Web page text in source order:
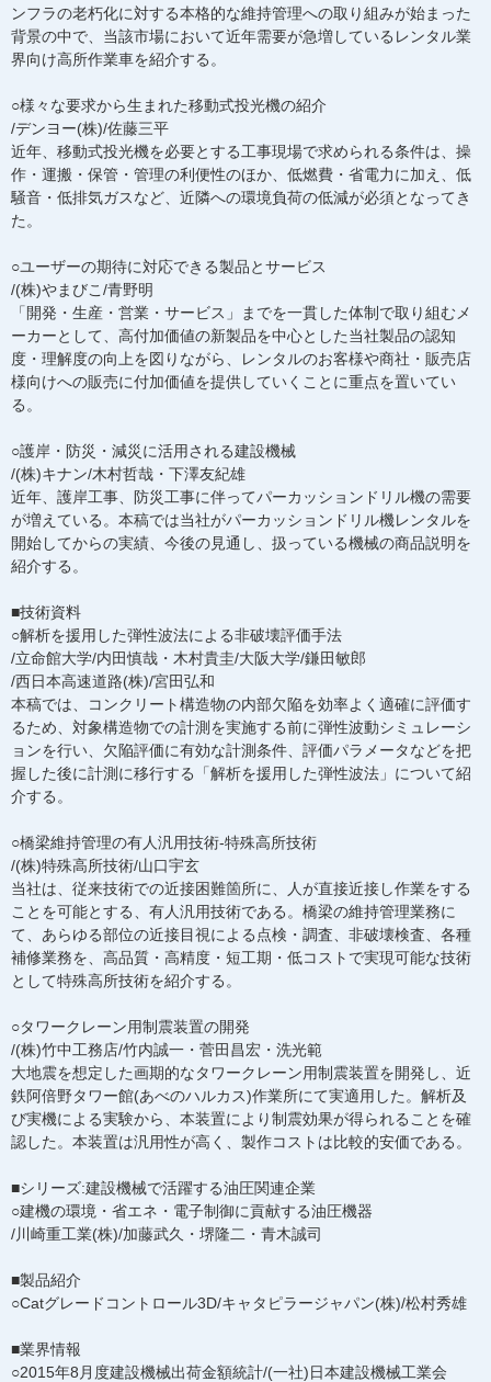
ンフラの老朽化に対する本格的な維持管理への取り組みが始まった
背景の中で、当該市場において近年需要が急増しているレンタル業
界向け高所作業車を紹介する。
○様々な要求から生まれた移動式投光機の紹介
/デンヨー(株)/佐藤三平
近年、移動式投光機を必要とする工事現場で求められる条件は、操
作・運搬・保管・管理の利便性のほか、低燃費・省電力に加え、低
騒音・低排気ガスなど、近隣への環境負荷の低減が必須となってき
た。
○ユーザーの期待に対応できる製品とサービス
/(株)やまびこ/青野明
「開発・生産・営業・サービス」までを一貫した体制で取り組むメ
ーカーとして、高付加価値の新製品を中心とした当社製品の認知
度・理解度の向上を図りながら、レンタルのお客様や商社・販売店
様向けへの販売に付加価値を提供していくことに重点を置いてい
る。
○護岸・防災・減災に活用される建設機械
/(株)キナン/木村哲哉・下澤友紀雄
近年、護岸工事、防災工事に伴ってパーカッションドリル機の需要
が増えている。本稿では当社がパーカッションドリル機レンタルを
開始してからの実績、今後の見通し、扱っている機械の商品説明を
紹介する。
■技術資料
○解析を援用した弾性波法による非破壊評価手法
/立命館大学/内田慎哉・木村貴圭/大阪大学/鎌田敏郎
/西日本高速道路(株)/宮田弘和
本稿では、コンクリート構造物の内部欠陥を効率よく適確に評価す
るため、対象構造物での計測を実施する前に弾性波動シミュレーシ
ョンを行い、欠陥評価に有効な計測条件、評価パラメータなどを把
握した後に計測に移行する「解析を援用した弾性波法」について紹
介する。
○橋梁維持管理の有人汎用技術-特殊高所技術
/(株)特殊高所技術/山口宇玄
当社は、従来技術での近接困難箇所に、人が直接近接し作業をする
ことを可能とする、有人汎用技術である。橋梁の維持管理業務に
て、あらゆる部位の近接目視による点検・調査、非破壊検査、各種
補修業務を、高品質・高精度・短工期・低コストで実現可能な技術
として特殊高所技術を紹介する。
○タワークレーン用制震装置の開発
/(株)竹中工務店/竹内誠一・菅田昌宏・洗光範
大地震を想定した画期的なタワークレーン用制震装置を開発し、近
鉄阿倍野タワー館(あべのハルカス)作業所にて実適用した。解析及
び実機による実験から、本装置により制震効果が得られることを確
認した。本装置は汎用性が高く、製作コストは比較的安価である。
■シリーズ:建設機械で活躍する油圧関連企業
○建機の環境・省エネ・電子制御に貢献する油圧機器
/川崎重工業(株)/加藤武久・堺隆二・青木誠司
■製品紹介
○Catグレードコントロール3D/キャタピラージャパン(株)/松村秀雄
■業界情報
○2015年8月度建設機械出荷金額統計/(一社)日本建設機械工業会